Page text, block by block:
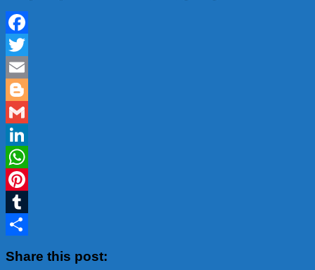
Facebook
Twitter
Email
Blogger
Gmail
LinkedIn
WhatsApp
Pinterest
Tumblr
Share this post: